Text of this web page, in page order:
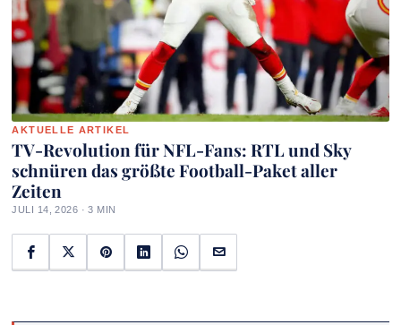
AKTUELLE ARTIKEL
TV-Revolution für NFL-Fans: RTL und Sky
schnüren das größte Football-Paket aller
Zeiten
JULI 14, 2026 · 3 MIN